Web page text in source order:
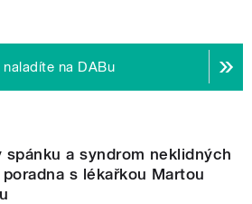
na DABu
spánku a syndrom neklidných
s lékařkou Martou